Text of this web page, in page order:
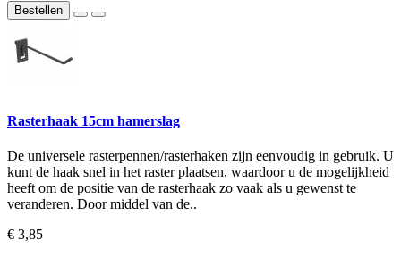
Bestellen
Rasterhaak 15cm hamerslag
De universele rasterpennen/rasterhaken zijn eenvoudig in gebruik. U
kunt de haak snel in het raster plaatsen, waardoor u de mogelijkheid
heeft om de positie van de rasterhaak zo vaak als u gewenst te
veranderen. Door middel van de..
€ 3,85